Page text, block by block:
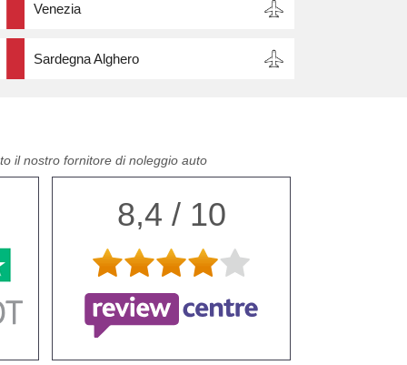
Venezia
Sardegna Alghero
il nostro fornitore di noleggio auto
8,4 / 10